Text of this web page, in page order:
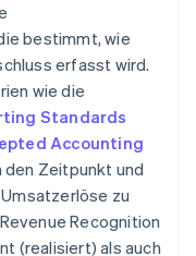
bestimmt, wie
erfasst wird.
wie die
Standards
Accounting
Zeitpunkt und
zu
Recognition
(realisiert) als auch